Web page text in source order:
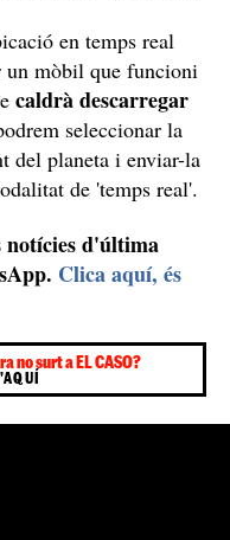
en temps real
un mòbil que funcioni
caldrà descarregar
seleccionar la
del planeta i enviar-la
de 'temps real'.
notícies d'última
Clica aquí, és
no surt a EL CASO?